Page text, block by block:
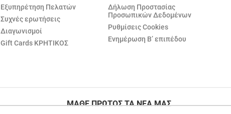
Εξυπηρέτηση Πελατών
Συχνές ερωτήσεις
Διαγωνισμοί
Gift Cards ΚΡΗΤΙΚΟΣ
Δήλωση Προστασίας
Προσωπικών Δεδομένων
Ρυθμίσεις Cookies
Ενημέρωση Β’ επιπέδου
ΜΑΘΕ ΠΡΩΤΟΣ ΤΑ ΝΕΑ ΜΑΣ